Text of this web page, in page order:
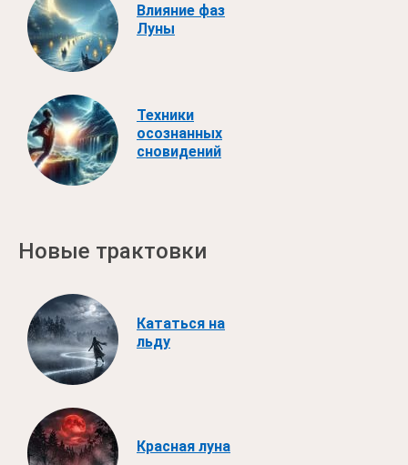
Влияние фаз
Луны
Техники
осознанных
сновидений
Новые трактовки
Кататься на
льду
Красная луна